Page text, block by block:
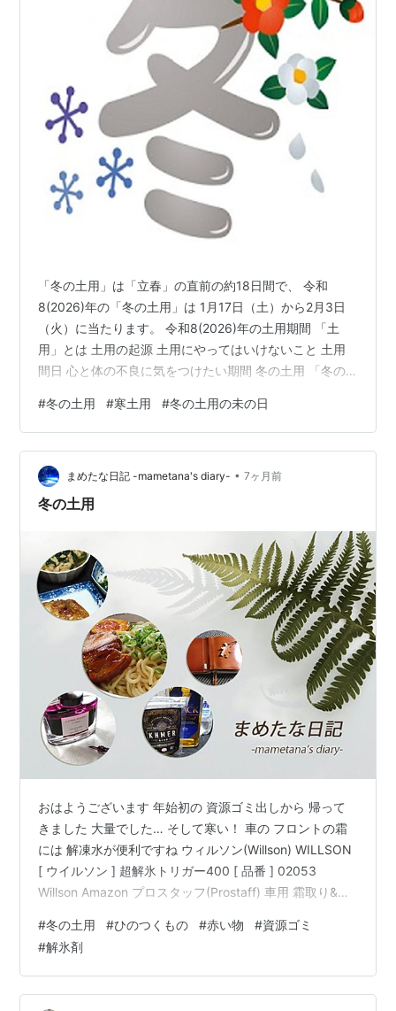
「冬の土用」は「立春」の直前の約18日間で、 令和
8(2026)年の「冬の土用」は 1月17日（土）から2月3日
（火）に当たります。 令和8(2026)年の土用期間 「土
用」とは 土用の起源 土用にやってはいけないこと 土用
間日 心と体の不良に気をつけたい期間 冬の土用 「冬の
の土用の未の日 体を冷やさないようにする 乾燥障害が起
こりやすい時期 腎機能を高める 小食を基本にして胃腸を
休める 令和8(2026)年の土用期間 「土用」とは、 立春、
立夏、立秋、立冬の前の 約18日間のことです。 「土用」
は季節の変わり目の時期で、 四季に合わせて…
#冬の土用 #寒土用 #冬の土用の未の日
まめたな日記 -mametana's diary- • 7ヶ月前
冬の土用
おはようございます 年始初の 資源ゴミ出しから 帰って
きました 大量でした… そして寒い！ 車の フロントの霜
には 解凍水が便利ですね ウィルソン(Willson) WILLSON
[ ウイルソン ] 超解氷トリガー400 [ 品番 ] 02053
Willson Amazon プロスタッフ(Prostaff) 車用 霜取り&解
ロスタッフ(Prostaff) Amazon 一瞬で溶けてくれます さ
て 明日 1/17から2/3まで 冬の土用に入ります 若い頃は
全く気にもしていなかった 暦のイベント事ですが 今は流
れには逆らいませ…
#冬の土用 #ひのつくもの #赤い物 #資源ゴミ
#解氷剤